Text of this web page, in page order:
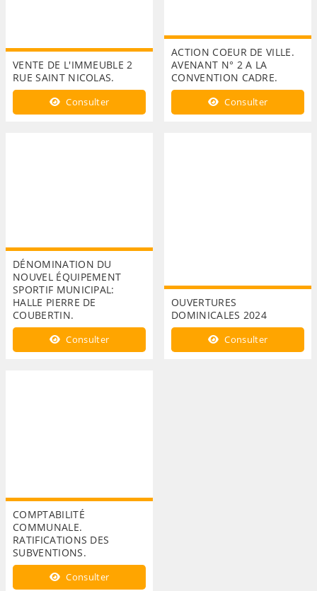
VENTE DE L'IMMEUBLE 2
RUE SAINT NICOLAS.
Consulter
ACTION COEUR DE VILLE.
AVENANT N° 2 A LA
CONVENTION CADRE.
Consulter
DÉNOMINATION DU
NOUVEL ÉQUIPEMENT
SPORTIF MUNICIPAL:
HALLE PIERRE DE
COUBERTIN.
Consulter
OUVERTURES
DOMINICALES 2024
Consulter
COMPTABILITÉ
COMMUNALE.
RATIFICATIONS DES
SUBVENTIONS.
Consulter